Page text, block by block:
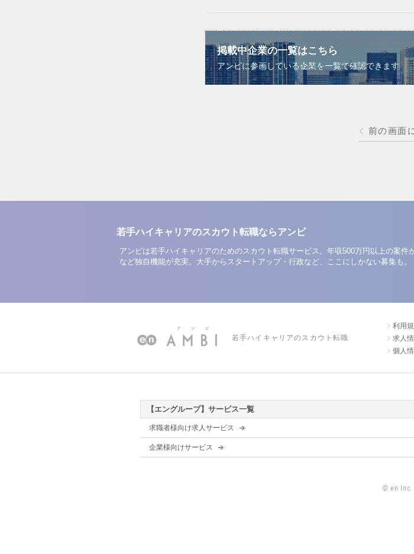
掲載中企業の一覧はこちら
アンビに参画している企業を一覧で確認できます
前の画面
若手ハイキャリアのスカウト転職ならアンビ
アンビは若手ハイキャリアのためのスカウト転職サービス。年収500万円以上の案
など独自機能が充実。大手からスタートアップ・行政など、ここにしかない募集も。
若手ハイキャリアのスカウト転職
利用
求人
個人
【エングループ】サービス一覧
求職者様向け求人サービス
企業様向けサービス
© en Inc.